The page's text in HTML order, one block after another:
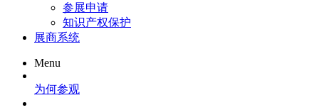
参展申请
知识产权保护
展商系统
Menu
为何参观